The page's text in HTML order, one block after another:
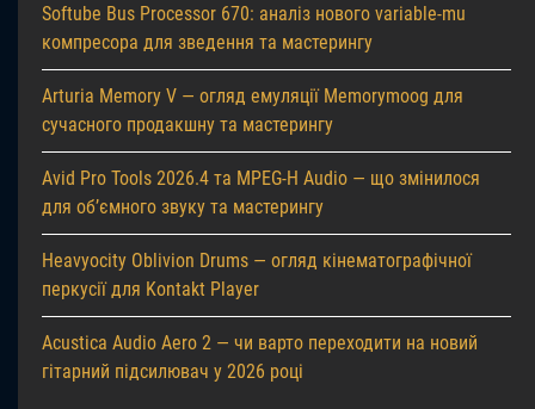
Softube Bus Processor 670: аналіз нового variable-mu
компресора для зведення та мастерингу
Arturia Memory V — огляд емуляції Memorymoog для
сучасного продакшну та мастерингу
Avid Pro Tools 2026.4 та MPEG-H Audio — що змінилося
для об’ємного звуку та мастерингу
Heavyocity Oblivion Drums — огляд кінематографічної
перкусії для Kontakt Player
Acustica Audio Aero 2 — чи варто переходити на новий
гітарний підсилювач у 2026 році